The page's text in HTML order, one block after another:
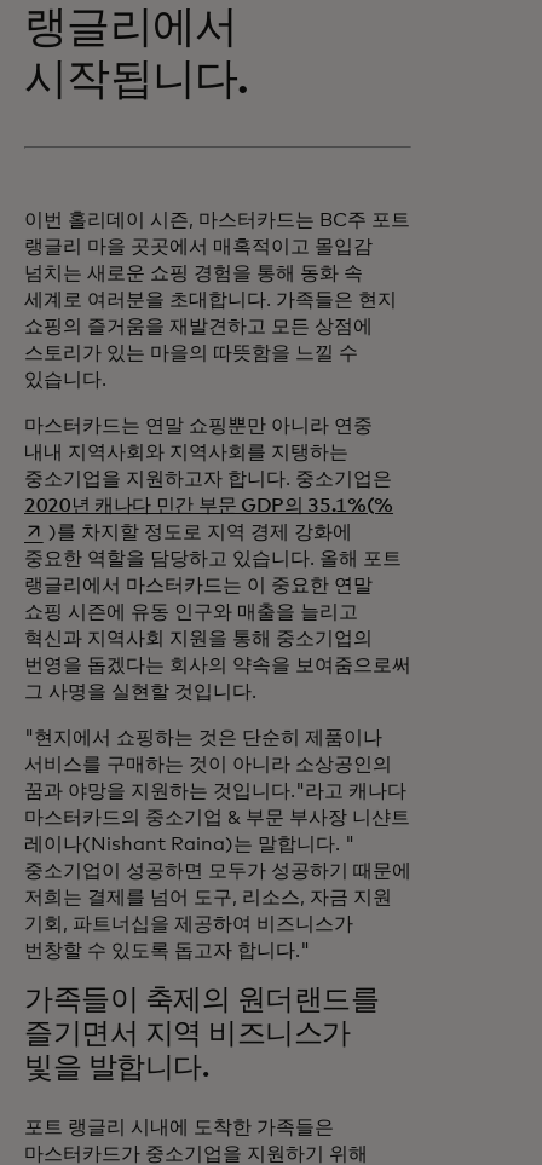
랭글리에서
시작됩니다.
이번 홀리데이 시즌, 마스터카드는 BC주 포트
랭글리 마을 곳곳에서 매혹적이고 몰입감
넘치는 새로운 쇼핑 경험을 통해 동화 속
세계로 여러분을 초대합니다. 가족들은 현지
쇼핑의 즐거움을 재발견하고 모든 상점에
스토리가 있는 마을의 따뜻함을 느낄 수
있습니다.
마스터카드는 연말 쇼핑뿐만 아니라 연중
내내 지역사회와 지역사회를 지탱하는
중소기업을 지원하고자 합니다. 중소기업은
2020년 캐나다 민간 부문 GDP의 35.1%(%
)를 차지할 정도로 지역 경제 강화에
중요한 역할을 담당하고 있습니다. 올해 포트
랭글리에서 마스터카드는 이 중요한 연말
쇼핑 시즌에 유동 인구와 매출을 늘리고
혁신과 지역사회 지원을 통해 중소기업의
번영을 돕겠다는 회사의 약속을 보여줌으로써
그 사명을 실현할 것입니다.
"현지에서 쇼핑하는 것은 단순히 제품이나
서비스를 구매하는 것이 아니라 소상공인의
꿈과 야망을 지원하는 것입니다."라고 캐나다
마스터카드의 중소기업 & 부문 부사장 니샨트
레이나(Nishant Raina)는 말합니다. "
중소기업이 성공하면 모두가 성공하기 때문에
저희는 결제를 넘어 도구, 리소스, 자금 지원
기회, 파트너십을 제공하여 비즈니스가
번창할 수 있도록 돕고자 합니다."
가족들이 축제의 원더랜드를
즐기면서 지역 비즈니스가
빛을 발합니다.
포트 랭글리 시내에 도착한 가족들은
마스터카드가 중소기업을 지원하기 위해